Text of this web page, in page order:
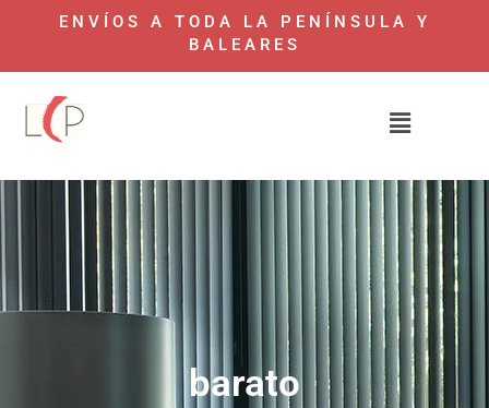
ENVÍOS A TODA LA PENÍNSULA Y
BALEARES
barato